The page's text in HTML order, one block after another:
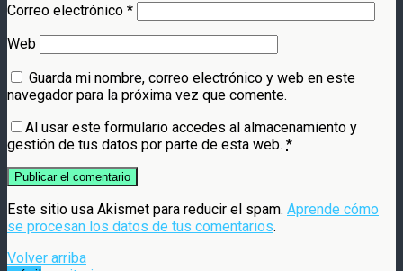
Correo electrónico *
Web
Guarda mi nombre, correo electrónico y web en este
navegador para la próxima vez que comente.
Al usar este formulario accedes al almacenamiento y
gestión de tus datos por parte de esta web. *
Este sitio usa Akismet para reducir el spam. Aprende cómo
se procesan los datos de tus comentarios.
Volver arriba